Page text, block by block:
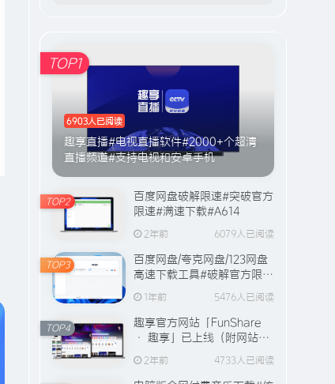
6903人已阅读
趣享直播#电视直播软件#2000+个超清
直播频道#支持电视和安卓手机
TOP1
百度网盘破解限速#突破官方
限速#满速下载#A614
2年前 6079人已阅读
TOP2
百度网盘/夸克网盘/123网盘
高速下载工具#破解官方限速
#全程宽带峰值下载#A706
1年前 5476人已阅读
TOP3
趣享官方网站「FunShare
· 趣享」已上线（附网站功
能介绍）
2年前 4733人已阅读
TOP4